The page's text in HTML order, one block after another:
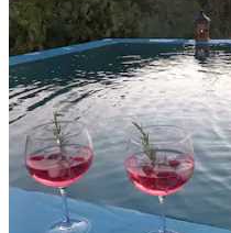
分（满分 5 分），共 88 条评价